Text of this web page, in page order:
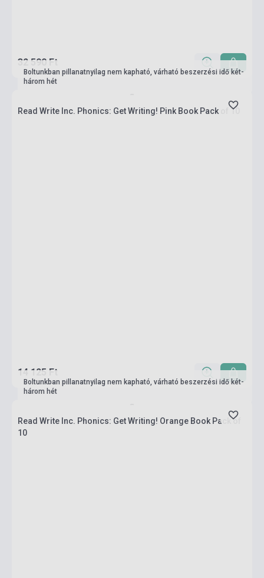
32 590 Ft
Boltunkban pillanatnyilag nem kapható, várható beszerzési idő két-
három hét
Read Write Inc. Phonics: Get Writing! Pink Book Pack of 10
14 125 Ft
Boltunkban pillanatnyilag nem kapható, várható beszerzési idő két-
három hét
Read Write Inc. Phonics: Get Writing! Orange Book Pack of
10